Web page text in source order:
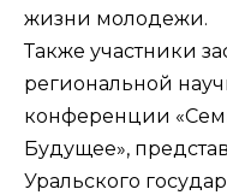
жизни молодежи.
Также участники
региональной
конференции
Будущее»,
Уральского